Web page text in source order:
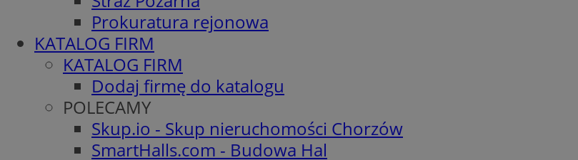
Prokuratura rejonowa
KATALOG FIRM
KATALOG FIRM
Dodaj firmę do katalogu
POLECAMY
Skup.io - Skup nieruchomości Chorzów
SmartHalls.com - Budowa Hal